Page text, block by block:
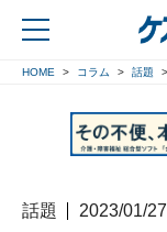
HOME コラム 話題
話題 2023/01/27